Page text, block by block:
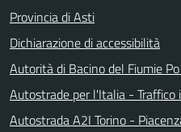
Provincia di Asti
Dichiarazione di accessibilità
Autorità di Bacino del Fiumie
Autostrade per l'Italia - Traffico
Autostrada A2I Torino -